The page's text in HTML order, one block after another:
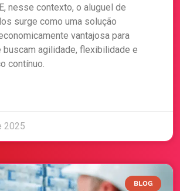
nesse contexto, o aluguel de
surge como uma solução
vantajosa para
buscam agilidade, flexibilidade e
contínuo.
2025
BLOG